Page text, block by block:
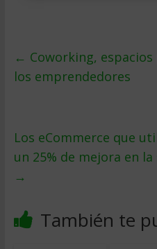
← Coworking,
los emprendedores
Los eCommerce que
un 25% de mejora en
→
También te